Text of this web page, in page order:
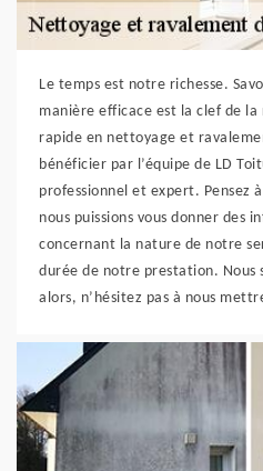
Le temps est notre richesse.
manière efficace est la clef de
rapide en nettoyage et
bénéficier par l’équipe de LD
professionnel et expert. Pensez
nous puissions vous donner des
concernant la nature de notre
durée de notre prestation. Nous
alors, n’hésitez pas à nous